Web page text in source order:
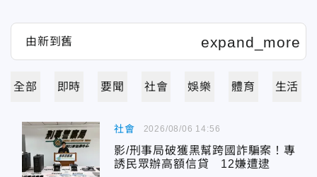
全部 即時 要聞 社會 娛樂 體育 生活
社會
影/刑事局破獲黑幫跨國詐騙案！專
誘民眾辦高額信貸 12嫌遭逮
2026/08/06 14:56